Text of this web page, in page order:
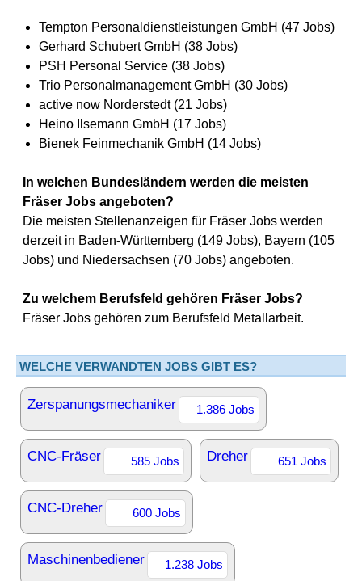
Tempton Personaldienstleistungen GmbH (47 Jobs)
Gerhard Schubert GmbH (38 Jobs)
PSH Personal Service (38 Jobs)
Trio Personalmanagement GmbH (30 Jobs)
active now Norderstedt (21 Jobs)
Heino Ilsemann GmbH (17 Jobs)
Bienek Feinmechanik GmbH (14 Jobs)
In welchen Bundesländern werden die meisten
Fräser Jobs angeboten?
Die meisten Stellenanzeigen für Fräser Jobs werden
derzeit in Baden-Württemberg (149 Jobs), Bayern (105
Jobs) und Niedersachsen (70 Jobs) angeboten.
Zu welchem Berufsfeld gehören Fräser Jobs?
Fräser Jobs gehören zum Berufsfeld Metallarbeit.
WELCHE VERWANDTEN JOBS GIBT ES?
Zerspanungsmechaniker 1.386 Jobs
CNC-Fräser 585 Jobs Dreher 651 Jobs
CNC-Dreher 600 Jobs
Maschinenbediener 1.238 Jobs